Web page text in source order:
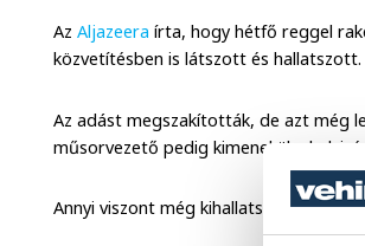
AzAljazeera írta, hogy hétfő reggel
közvetítésben is látszott és hallatszott.
Az adást megszakították, de azt még
műsorvezető pedig kimenekül a
Annyi viszont még kihallatszik a